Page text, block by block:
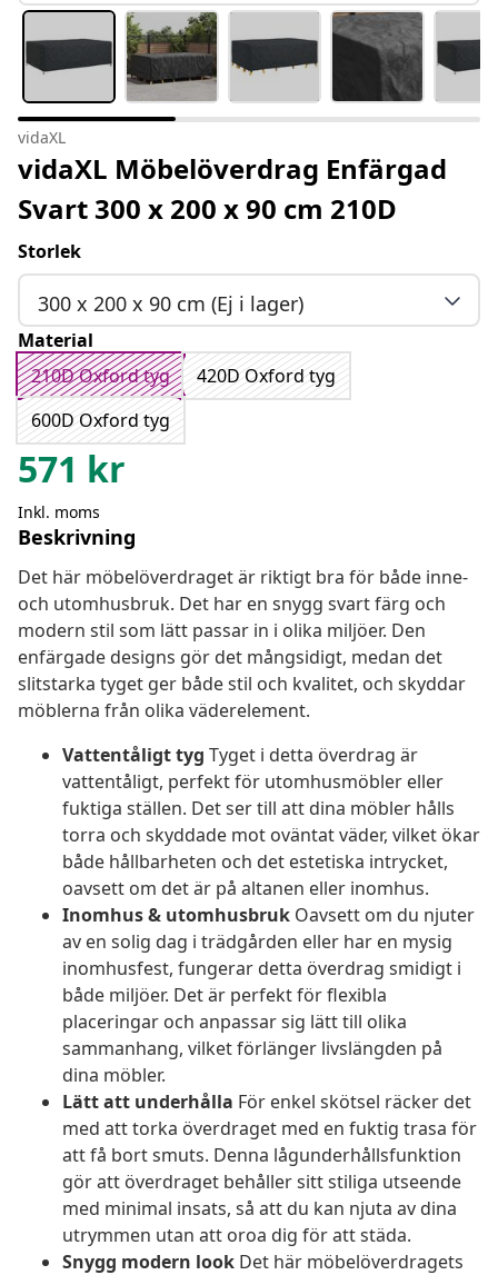
vidaXL
vidaXL Möbelöverdrag Enfärgad
Svart 300 x 200 x 90 cm 210D
Storlek
300 x 200 x 90 cm (Ej i lager)
Material
210D Oxford tyg
420D Oxford tyg
600D Oxford tyg
571 kr
Inkl. moms
Beskrivning
Det här möbelöverdraget är riktigt bra för både inne-
och utomhusbruk. Det har en snygg svart färg och
modern stil som lätt passar in i olika miljöer. Den
enfärgade designs gör det mångsidigt, medan det
slitstarka tyget ger både stil och kvalitet, och skyddar
möblerna från olika väderelement.
Vattentåligt tyg Tyget i detta överdrag är
vattentåligt, perfekt för utomhusmöbler eller
fuktiga ställen. Det ser till att dina möbler hålls
torra och skyddade mot oväntat väder, vilket ökar
både hållbarheten och det estetiska intrycket,
oavsett om det är på altanen eller inomhus.
Inomhus & utomhusbruk Oavsett om du njuter
av en solig dag i trädgården eller har en mysig
inomhusfest, fungerar detta överdrag smidigt i
både miljöer. Det är perfekt för flexibla
placeringar och anpassar sig lätt till olika
sammanhang, vilket förlänger livslängden på
dina möbler.
Lätt att underhålla För enkel skötsel räcker det
med att torka överdraget med en fuktig trasa för
att få bort smuts. Denna lågunderhållsfunktion
gör att överdraget behåller sitt stiliga utseende
med minimal insats, så att du kan njuta av dina
utrymmen utan att oroa dig för att städa.
Snygg modern look Det här möbelöverdragets